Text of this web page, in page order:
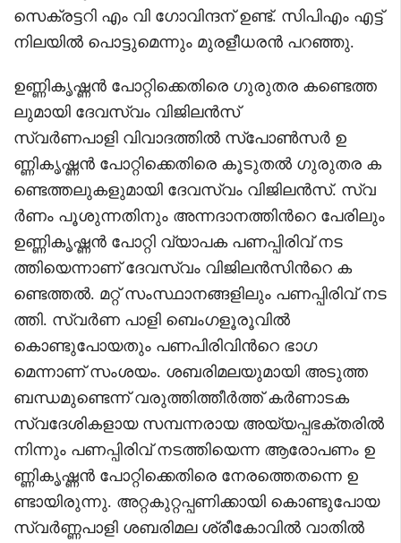
സെക്രട്ടറി എം വി ഗോവിന്ദന് ഉണ്ട്. സിപിഎം എട്ട്
നിലയിൽ പൊട്ടുമെന്നും മുരളീധരൻ പറഞ്ഞു.
ഉണ്ണികൃഷ്ണൻ പോറ്റിക്കെതിരെ ഗുരുതര കണ്ടെത്ത
ലുമായി ദേവസ്വം വിജിലന്‍സ്
സ്വർണപാളി വിവാദത്തില്‍ സ്പോൺസർ ഉ
ണ്ണികൃഷ്ണൻ പോറ്റിക്കെതിരെ കൂടുതല്‍ ഗുരുതര ക
ണ്ടെത്തലുകളുമായി ദേവസ്വം വിജിലന്‍സ്. സ്വ
ർണം പൂശുന്നതിനും അന്നദാനത്തിന്‍റെ പേരിലും
ഉണ്ണികൃഷ്ണന്‍ പോറ്റി വ്യാപക പണപ്പിരിവ് നട
ത്തിയെന്നാണ് ദേവസ്വം വിജിലൻസിന്‍റെ ക
ണ്ടെത്തല്‍. മറ്റ് സംസ്ഥാനങ്ങളിലും പണപ്പിരിവ് നട
ത്തി. സ്വർണ പാളി ബെംഗളൂരൂവില്‍
കൊണ്ടുപോയതും പണപിരിവിന്‍റെ ഭാഗ
മെന്നാണ് സംശയം. ശബരിമലയുമായി അടുത്ത
ബന്ധമുണ്ടെന്ന് വരുത്തിത്തീർത്ത് കർണാടക
സ്വദേശികളായ സമ്പന്നരായ അയ്യപ്പഭക്തരിൽ
നിന്നും പണപ്പിരിവ് നടത്തിയെന്ന ആരോപണം ഉ
ണ്ണികൃഷ്ണൻ പോറ്റിക്കെതിരെ നേരത്തെതന്നെ ഉ
ണ്ടായിരുന്നു. അറ്റകുറ്റപ്പണിക്കായി കൊണ്ടുപോയ
സ്വർണ്ണപാളി ശബരിമല ശ്രീകോവിൽ വാതിൽ